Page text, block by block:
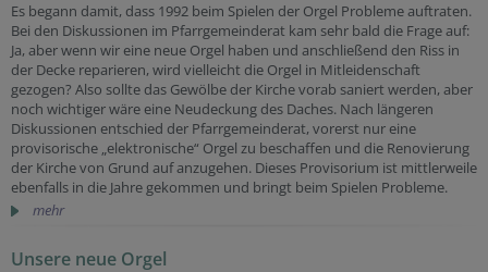
Es begann damit, dass 1992 beim Spielen der Orgel Probleme auftraten.
Bei den Diskussionen im Pfarrgemeinderat kam sehr bald die Frage auf:
Ja, aber wenn wir eine neue Orgel haben und anschließend den Riss in
der Decke reparieren, wird vielleicht die Orgel in Mitleidenschaft
gezogen? Also sollte das Gewölbe der Kirche vorab saniert werden, aber
noch wichtiger wäre eine Neudeckung des Daches. Nach längeren
Diskussionen entschied der Pfarrgemeinderat, vorerst nur eine
provisorische „elektronische“ Orgel zu beschaffen und die Renovierung
der Kirche von Grund auf anzugehen. Dieses Provisorium ist mittlerweile
ebenfalls in die Jahre gekommen und bringt beim Spielen Probleme.
mehr
Unsere neue Orgel